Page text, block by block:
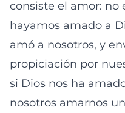
consiste el amor: no
hayamos amado a
amó a nosotros, y
propiciación por
si Dios nos ha
nosotros amarnos